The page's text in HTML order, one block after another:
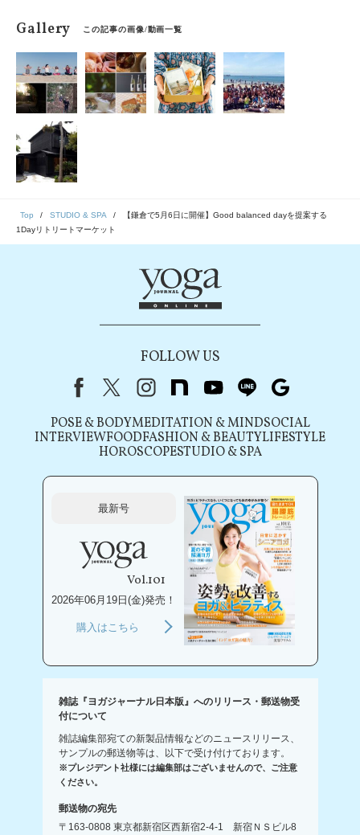
Gallery この記事の画像/動画一覧
Top STUDIO & SPA
【鎌倉で5月6日に開催】Good balanced dayを提案する
1Dayリトリートマーケット
FOLLOW US
FacebookX（旧Twitter）
instagram
note youtubeline
POSE & BODYMEDITATION & MINDSOCIAL
INTERVIEWFOODFASHION & BEAUTYLIFESTYLE
HOROSCOPESTUDIO & SPA
最新号
Vol.101
2026年06月19日(金)発売！
購入はこちら
雑誌『ヨガジャーナル日本版』へのリリース・郵送物受
付について
雑誌編集部宛ての新製品情報などのニュースリリース、
サンプルの郵送物等は、以下で受け付けております。
※プレジデント社様には編集部はございませんので、ご注意
ください。
郵送物の宛先
〒163-0808 東京都新宿区西新宿2-4-1 新宿ＮＳビル8